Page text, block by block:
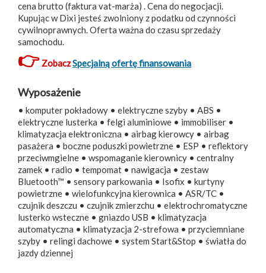
cena brutto (faktura vat-marża) . Cena do negocjacji.
Kupując w Dixi jesteś zwolniony z podatku od czynności
cywilnoprawnych. Oferta ważna do czasu sprzedaży
samochodu.
👉ZobaczSpecjalną ofertę finansowania
Wyposażenie
• komputer pokładowy • elektryczne szyby • ABS •
elektryczne lusterka • felgi aluminiowe • immobiliser •
klimatyzacja elektroniczna • airbag kierowcy • airbag
pasażera • boczne poduszki powietrzne • ESP • reflektory
przeciwmgielne • wspomaganie kierownicy • centralny
zamek • radio • tempomat • nawigacja • zestaw
Bluetooth™ • sensory parkowania • Isofix • kurtyny
powietrzne • wielofunkcyjna kierownica • ASR/TC •
czujnik deszczu • czujnik zmierzchu • elektrochromatyczne
lusterko wsteczne • gniazdo USB • klimatyzacja
automatyczna • klimatyzacja 2-strefowa • przyciemniane
szyby • relingi dachowe • system Start&Stop • światła do
jazdy dziennej